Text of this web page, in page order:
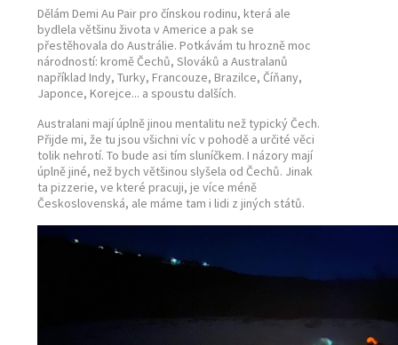
Dělám Demi Au Pair pro čínskou rodinu, která ale
bydlela většinu života v Americe a pak se
přestěhovala do Austrálie. Potkávám tu hrozně moc
národností: kromě Čechů, Slováků a Australanů
například Indy, Turky, Francouze, Brazilce, Číňany,
Japonce, Korejce... a spoustu dalších.
Australani mají úplně jinou mentalitu než typický Čech.
Přijde mi, že tu jsou všichni víc v pohodě a určité věci
tolik nehrotí. To bude asi tím sluníčkem. I názory mají
úplně jiné, než bych většinou slyšela od Čechů. Jinak
ta pizzerie, ve které pracuji, je více méně
Československá, ale máme tam i lidi z jiných států.